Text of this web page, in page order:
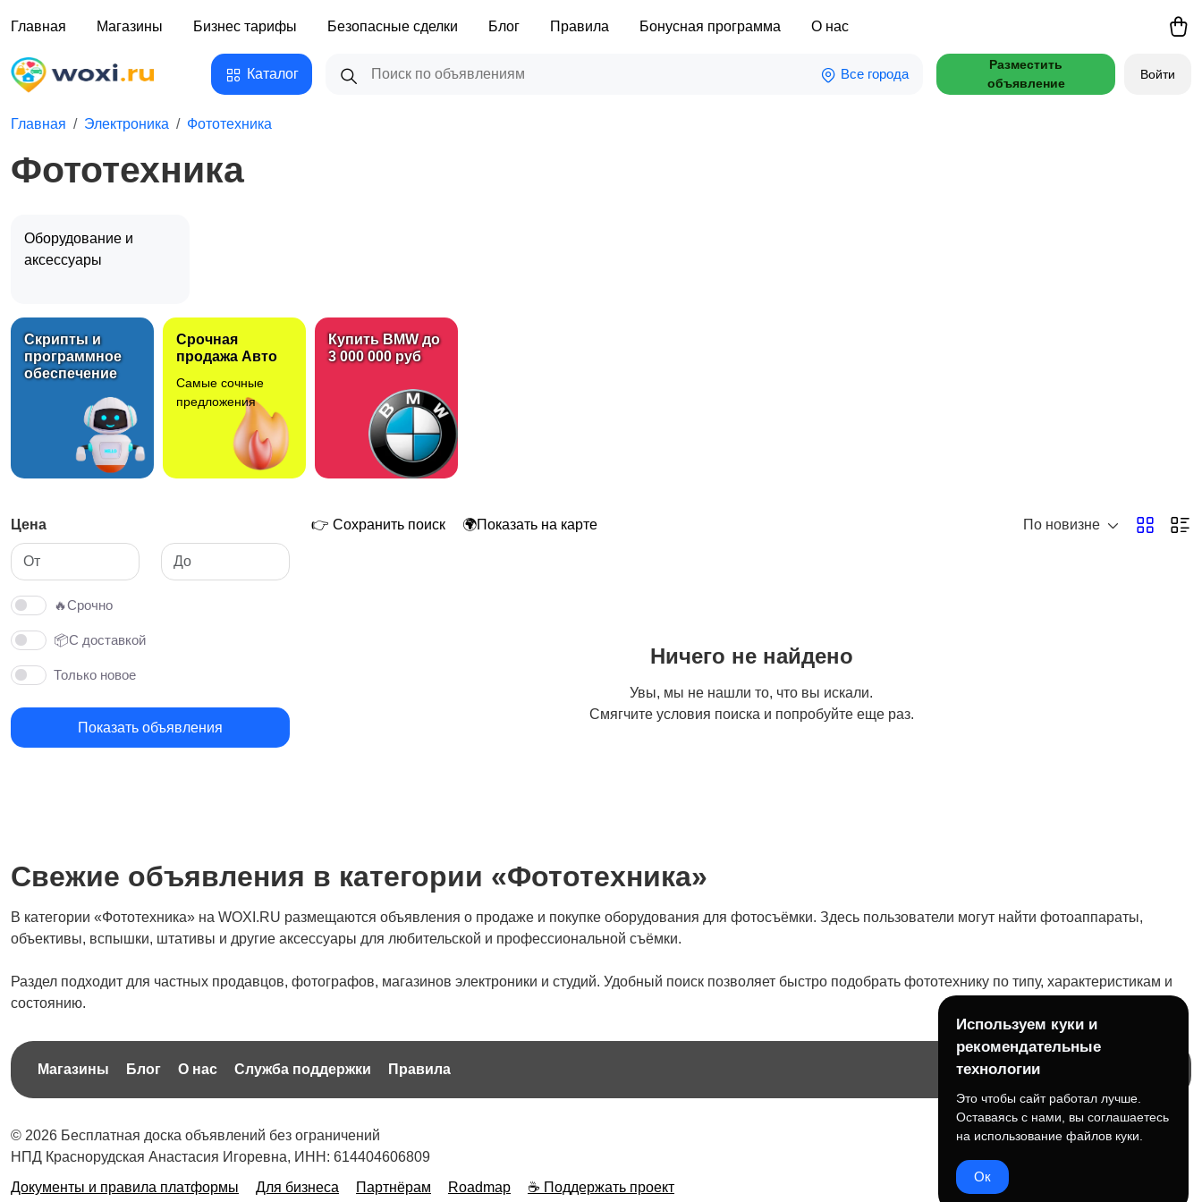
Главная Магазины Бизнес тарифы Безопасные сделки Блог Правила Бонусная программа О нас
Каталог Все города
Разместить
объявление
Войти
Главная Электроника Фототехника
Фототехника
Оборудование и
аксессуары
Скрипты и
программное
обеспечение
Срочная
продажа Авто
Самые сочные
предложения
Купить BMW до
3 000 000 руб
Цена
🔥Срочно
📦С доставкой
Только новое
Показать объявления
👉 Сохранить поиск 🌍Показать на карте По новизне
Ничего не найдено
Увы, мы не нашли то, что вы искали.
Смягчите условия поиска и попробуйте еще раз.
Свежие объявления в категории «Фототехника»
В категории «Фототехника» на WOXI.RU размещаются объявления о продаже и покупке оборудования для фотосъёмки. Здесь пользователи могут найти фотоаппараты,
объективы, вспышки, штативы и другие аксессуары для любительской и профессиональной съёмки.
Раздел подходит для частных продавцов, фотографов, магазинов электроники и студий. Удобный поиск позволяет быстро подобрать фототехнику по типу, характеристикам и
состоянию.
Магазины Блог О нас Служба поддержки Правила
© 2026 Бесплатная доска объявлений без ограничений
НПД Краснорудская Анастасия Игоревна, ИНН: 614404606809
Документы и правила платформы
Для бизнеса Партнёрам Roadmap ☕ Поддержать проект
Используем куки и
рекомендательные
технологии
Это чтобы сайт работал лучше.
Оставаясь с нами, вы соглашаетесь
на использование файлов куки.
Ок